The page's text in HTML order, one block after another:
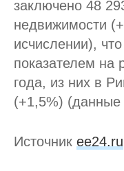
заключено 48
недвижимости
исчислении),
показателем на
года, из них в
(+1,5%) (данные
Источник ее24.ru